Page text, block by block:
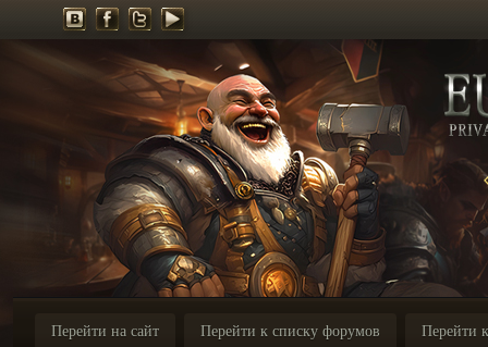
Перейти на сайт Перейти к списку форумов Перейти